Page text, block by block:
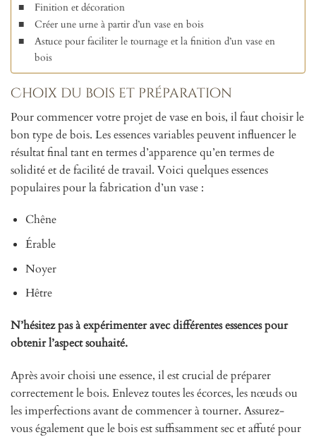
Finition et décoration
Créer une urne à partir d’un vase en bois
Astuce pour faciliter le tournage et la finition d’un vase en
bois
Choix du bois et préparation
Pour commencer votre projet de vase en bois, il faut choisir le
bon type de bois. Les essences variables peuvent influencer le
résultat final tant en termes d’apparence qu’en termes de
solidité et de facilité de travail. Voici quelques essences
populaires pour la fabrication d’un vase :
Chêne
Érable
Noyer
Hêtre
N’hésitez pas à expérimenter avec différentes essences pour
obtenir l’aspect souhaité.
Après avoir choisi une essence, il est crucial de préparer
correctement le bois. Enlevez toutes les écorces, les nœuds ou
les imperfections avant de commencer à tourner. Assurez-
vous également que le bois est suffisamment sec et affuté pour